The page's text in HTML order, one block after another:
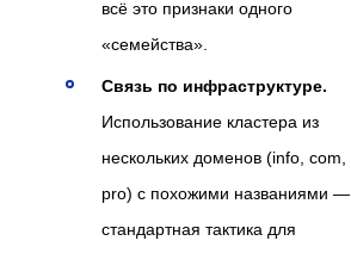
всё это признаки одного
«семейства».
Связь по инфраструктуре.
Использование кластера из
нескольких доменов (info, com,
pro) с похожими названиями —
стандартная тактика для